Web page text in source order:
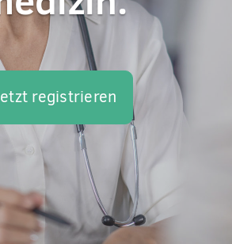
registrieren